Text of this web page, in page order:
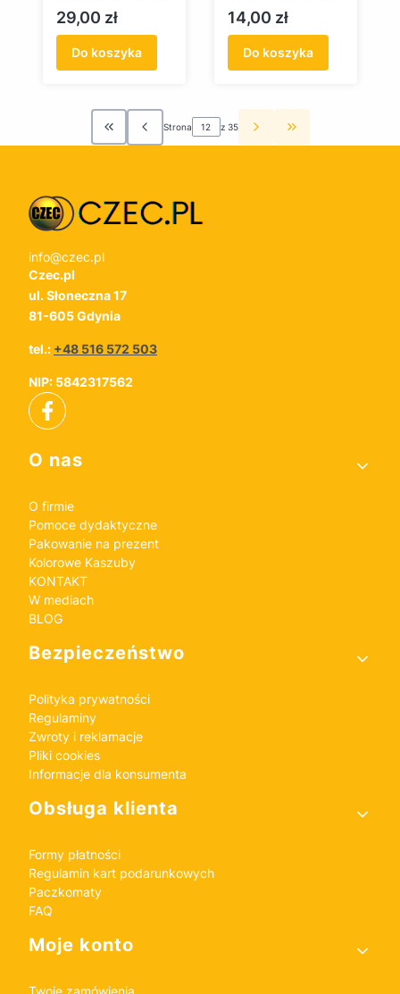
Cena
29,00 zł
Do koszyka
Środkowego w
Słupsku. Część
lewobrzeżna
Zamek Książąt
Cena
14,00 zł
Do koszyka
Wróć do pierwszej strony z produktami
Strona z 35 Przejdź do
info@czec.pl
Czec.pl
ul. Słoneczna 17
81-605 Gdynia
tel.: +48 516 572 503
NIP: 5842317562
Linki w stopce
O nas
O firmie
Pomoce dydaktyczne
Pakowanie na prezent
Kolorowe Kaszuby
KONTAKT
W mediach
BLOG
Bezpieczeństwo
Polityka prywatności
Regulaminy
Zwroty i reklamacje
Pliki cookies
Informacje dla konsumenta
Obsługa klienta
Formy płatności
Regulamin kart podarunkowych
Paczkomaty
FAQ
Moje konto
Twoje zamówienia